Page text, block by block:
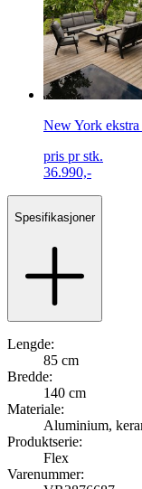
New York
pris pr stk.
36.990,-
Spesifikasjoner
Lengde:
85 cm
Bredde:
140 cm
Materiale:
Aluminium,
Produktserie:
Flex
Varenummer: